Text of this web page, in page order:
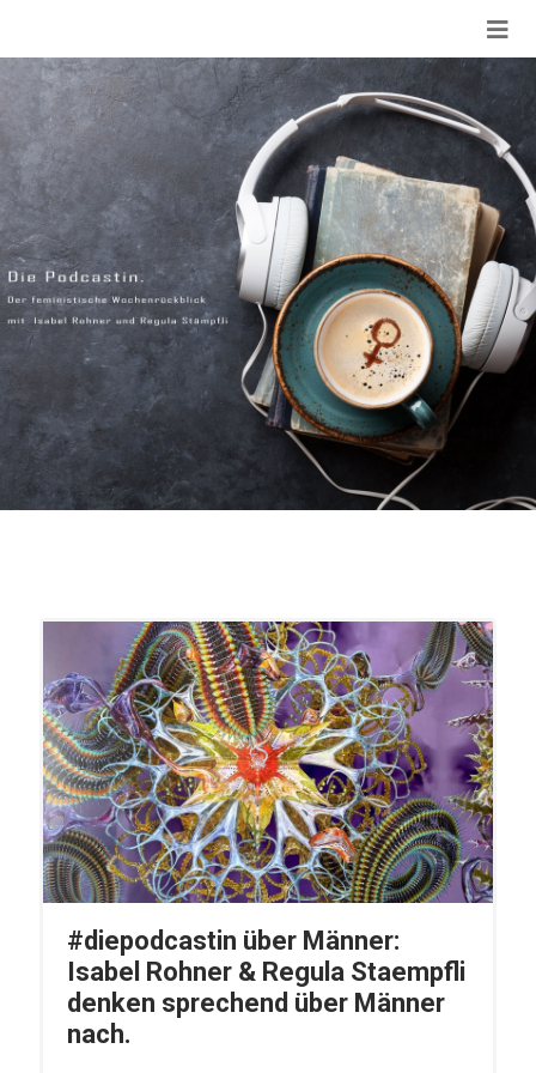
#diepodcastin über Männer:
Isabel Rohner & Regula Staempfli
denken sprechend über Männer
nach.